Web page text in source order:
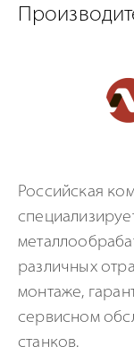
Российская
различных
монтаже,
сервисном
станков.